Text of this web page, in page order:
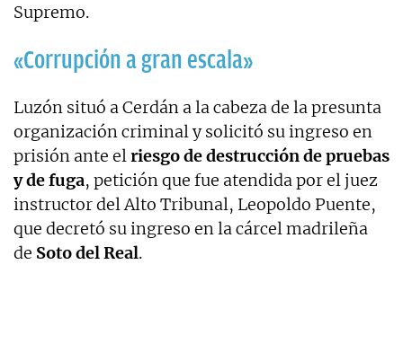
Supremo.
«Corrupción a gran escala»
Luzón situó a Cerdán a la cabeza de la presunta
organización criminal y solicitó su ingreso en
prisión ante elriesgo de destrucción de pruebas
y de fuga, petición que fue atendida por el juez
instructor del Alto Tribunal, Leopoldo Puente,
que decretó su ingreso en la cárcel madrileña
de Soto del Real.